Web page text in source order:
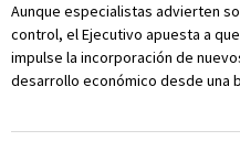
Aunque especialistas advierten
control, el Ejecutivo apuesta a
impulse la incorporación de
desarrollo económico desde una